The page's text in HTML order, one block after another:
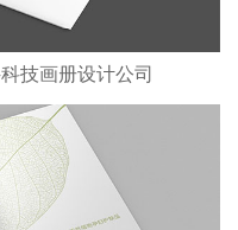
技画册设计公司